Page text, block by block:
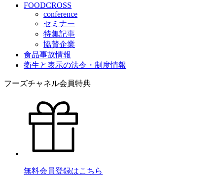
FOODCROSS
conference
セミナー
特集記事
協賛企業
食品事故情報
衛生と表示の法令・制度情報
フーズチャネル会員特典
無料会員登録はこちら